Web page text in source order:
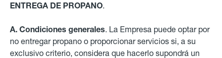
ENTREGA DE PROPANO.
A. Condiciones generales. La Empresa puede optar por
no entregar propano o proporcionar servicios si, a su
exclusivo criterio, considera que hacerlo supondrá un